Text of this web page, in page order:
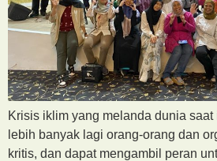
Krisis iklim yang melanda dunia saat
lebih banyak lagi orang-orang dan
kritis, dan dapat mengambil peran